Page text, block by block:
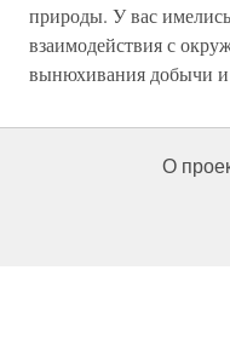
природы. У вас
взаимодействия с
вынюхивания добычи и
О